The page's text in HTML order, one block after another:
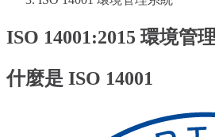
ISO 14001:2015 環境管
什麼是 ISO 14001